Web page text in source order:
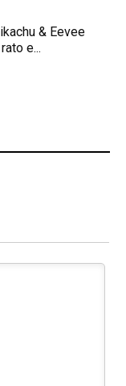
& Eevee
e...